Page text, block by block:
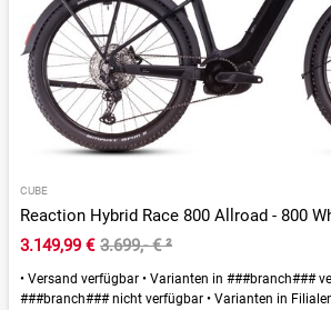
CUBE
3.149,99 € 3.699,- €²
• Versand verfügbar • Varianten in ###branch###
###branch### nicht verfügbar • Varianten in